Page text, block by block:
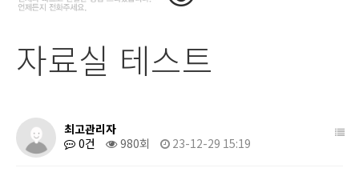
자료실 테스트
최고관리자
0건
980회 23-12-29 15:19